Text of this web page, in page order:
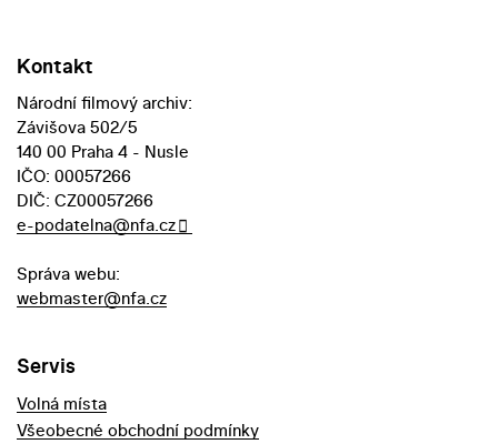
Kontakt
Národní filmový archiv:
Závišova 502/5
140 00 Praha 4 - Nusle
IČO: 00057266
DIČ: CZ00057266
e-podatelna@nfa.cz
Správa webu:
webmaster@nfa.cz
Servis
Volná místa
Všeobecné obchodní podmínky